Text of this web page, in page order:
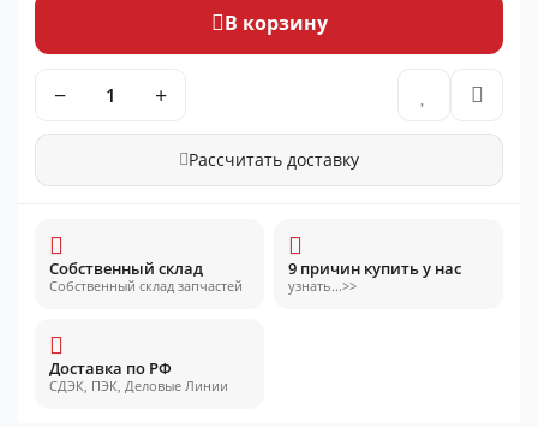
В корзину
− +
Рассчитать доставку
Собственный склад
Собственный склад запчастей
9 причин купить у нас
узнать...>>
Доставка по РФ
СДЭК, ПЭК, Деловые Линии